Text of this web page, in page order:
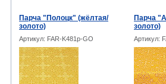
Парча "Полоцк" (жёлтая/
золото)
Парча
золото)
Артикул: FAR-K481p-GO Артикул: